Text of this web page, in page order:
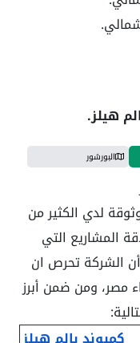
هيلز.
البورشور
لدي الكثير من
المشاريع التي
الشركة تحرص ان
مصر، ومن ضمن أبرز